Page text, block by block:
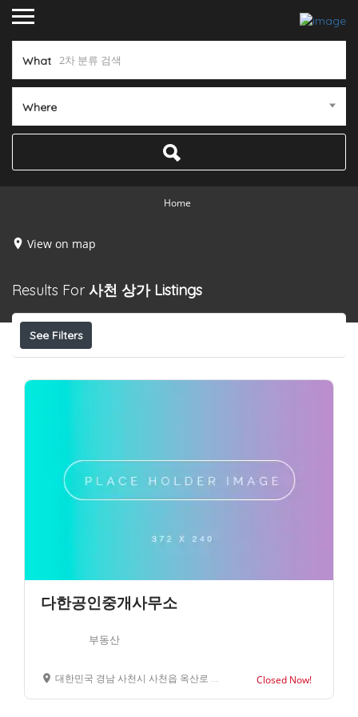
What
Where
Home
View on map
Results For 사천 상가 Listings
See Filters
다한공인중개사무소
부동산
대한민국 경남 사천시 사천읍 옥산로 120 104 호 Closed Now!